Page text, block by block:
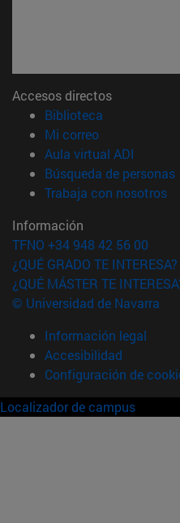
Accesos directos
Biblioteca
Mi correo(abre en
Aula virtual ADI
Búsqueda de personas
Trabaja con nosotros
Información
TFNO +34 948 42 56 00
¿QUÉ GRADO TE INTERESA?
¿QUÉ MÁSTER TE
© Universidad de Navarra
Información legal
Accesibilidad
Configuración de
Localizador de campus